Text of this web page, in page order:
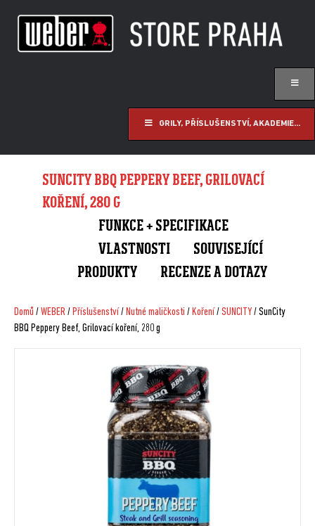
GRILY, PŘÍSLUŠENSTVÍ, AKADEMIE...
SUNCITY BBQ PEPPERY BEEF, GRILOVACÍ
KOŘENÍ, 280 G
FUNKCE + SPECIFIKACE
VLASTNOSTI
SOUVISEJÍCÍ
PRODUKTY
RECENZE A DOTAZY
Domů /WEBER/ Příslušenství/ Nutné maličkosti / Koření/SUNCITY/ SunCity
BBQ Peppery Beef, Grilovací koření, 280 g